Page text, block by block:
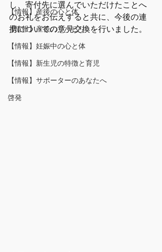
【情報】産後の心と体
【情報】産後のリハビリ
【情報】妊娠中の心と体
【情報】新生児の特徴と育児
【情報】サポーターのあなたへ
啓発
し、寄付先に選んでいただけたことへ
のお礼をお伝えすると共に、今後の連
携についての意見交換を行いました。